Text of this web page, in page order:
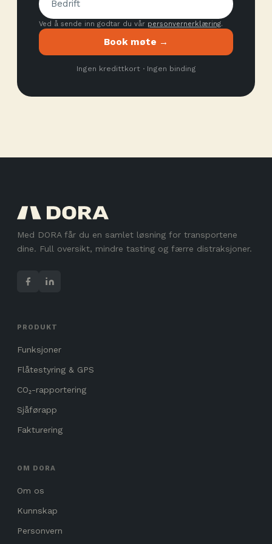
Ved å sende inn godtar du vår personvernerklæring.
Book møte →
Ingen kredittkort · Ingen binding
Med DORA får du en samlet løsning for transportene
dine. Full oversikt, mindre tasting og færre distraksjoner.
PRODUKT
Funksjoner
Flåtestyring & GPS
CO₂-rapportering
Sjåførapp
Fakturering
OM DORA
Om os
Kunnskap
Personvern